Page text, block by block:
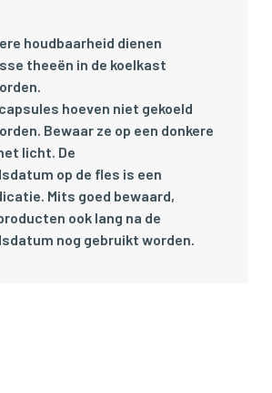
houdbaarheid dienen
theeën in de koelkast
hoeven niet gekoeld
Bewaar ze op een donkere
licht. De
op de fles is een
Mits goed bewaard,
ook lang na de
nog gebruikt worden.